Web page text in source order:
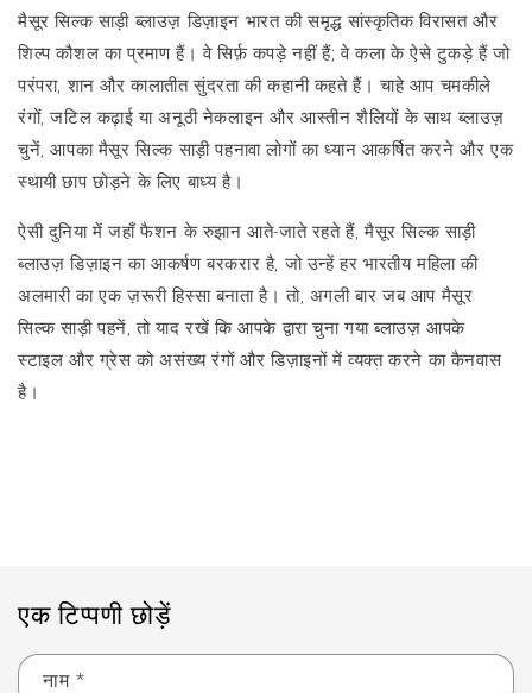
मैसूर सिल्क साड़ी ब्लाउज़ डिज़ाइन भारत की समृद्ध सांस्कृतिक विरासत और
शिल्प कौशल का प्रमाण हैं। वे सिर्फ़ कपड़े नहीं हैं; वे कला के ऐसे टुकड़े हैं जो
परंपरा, शान और कालातीत सुंदरता की कहानी कहते हैं। चाहे आप चमकीले
रंगों, जटिल कढ़ाई या अनूठी नेकलाइन और आस्तीन शैलियों के साथ ब्लाउज़
चुनें, आपका मैसूर सिल्क साड़ी पहनावा लोगों का ध्यान आकर्षित करने और एक
स्थायी छाप छोड़ने के लिए बाध्य है।
ऐसी दुनिया में जहाँ फैशन के रुझान आते-जाते रहते हैं, मैसूर सिल्क साड़ी
ब्लाउज़ डिज़ाइन का आकर्षण बरकरार है, जो उन्हें हर भारतीय महिला की
अलमारी का एक ज़रूरी हिस्सा बनाता है। तो, अगली बार जब आप मैसूर
सिल्क साड़ी पहनें, तो याद रखें कि आपके द्वारा चुना गया ब्लाउज़ आपके
स्टाइल और ग्रेस को असंख्य रंगों और डिज़ाइनों में व्यक्त करने का कैनवास
है।
एक टिप्पणी छोड़ें
नाम *